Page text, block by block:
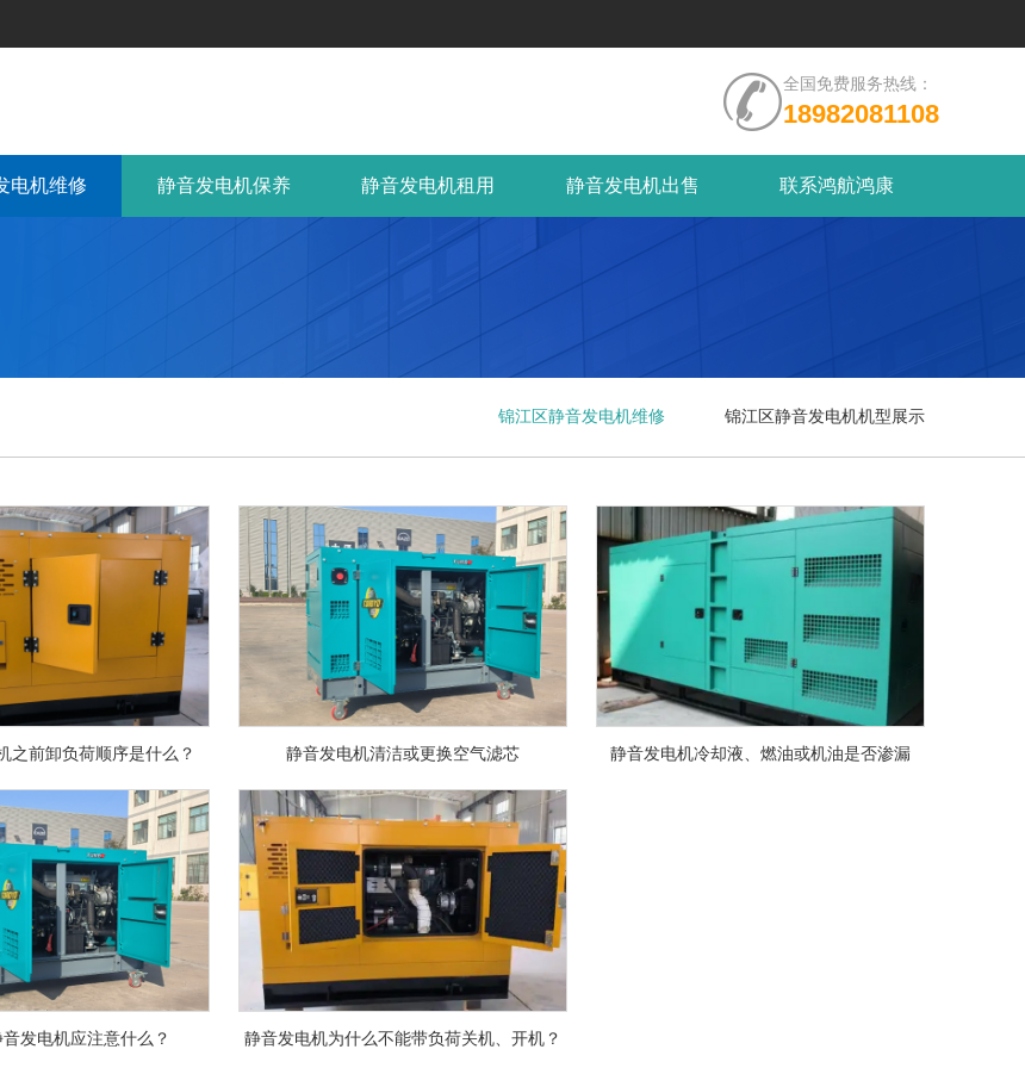
全国免费服务热线：
18982081108
电机维修 静音发电机保养 静音发电机租用 静音发电机出售 联系鸿航鸿康
锦江区静音发电机维修 锦江区静音发电机机型展示
之前卸负荷顺序是什么？ 静音发电机清洁或更换空气滤芯 静音发电机冷却液、燃油或机油是否渗漏
发电机应注意什么？ 静音发电机为什么不能带负荷关机、开机？